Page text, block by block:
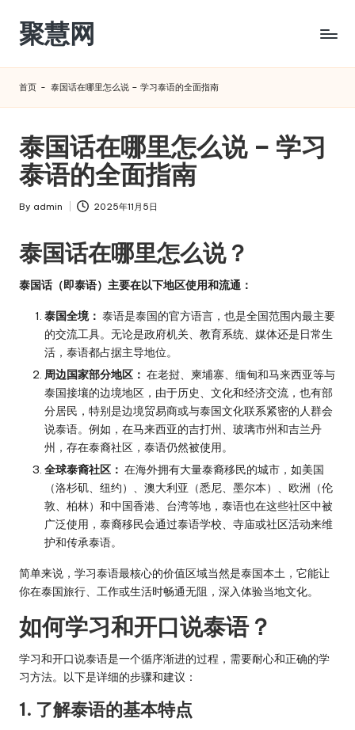
Skip
content
聚慧网
首页 - 泰国话在哪里怎么说 – 学习泰语的全面指南
泰国话在哪里怎么说 – 学习
泰语的全面指南
Posted
By admin 2025年11月5日
泰国话在哪里怎么说？
泰国话（即泰语）主要在以下地区使用和流通：
泰国全境： 泰语是泰国的官方语言，也是全国范围内最主要
的交流工具。无论是政府机关、教育系统、媒体还是日常生
活，泰语都占据主导地位。
周边国家部分地区： 在老挝、柬埔寨、缅甸和马来西亚等与
泰国接壤的边境地区，由于历史、文化和经济交流，也有部
分居民，特别是边境贸易商或与泰国文化联系紧密的人群会
说泰语。例如，在马来西亚的吉打州、玻璃市州和吉兰丹
州，存在泰裔社区，泰语仍然被使用。
全球泰裔社区： 在海外拥有大量泰裔移民的城市，如美国
（洛杉矶、纽约）、澳大利亚（悉尼、墨尔本）、欧洲（伦
敦、柏林）和中国香港、台湾等地，泰语也在这些社区中被
广泛使用，泰裔移民会通过泰语学校、寺庙或社区活动来维
护和传承泰语。
简单来说，学习泰语最核心的价值区域当然是泰国本土，它能让
你在泰国旅行、工作或生活时畅通无阻，深入体验当地文化。
如何学习和开口说泰语？
学习和开口说泰语是一个循序渐进的过程，需要耐心和正确的学
习方法。以下是详细的步骤和建议：
1. 了解泰语的基本特点